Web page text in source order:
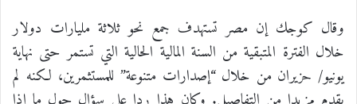
وقال كوجك إن مصر تستهدف جمع نحو ثلاثة مليارات دولار
خلال الفترة المتبقية من السنة المالية الحالية التي تستمر حتى نهاية
يونيو/ حزيران من خلال “إصدارات متنوعة” للمستثمرين، لكنه لم